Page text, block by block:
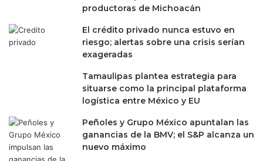
productoras de Michoacán
El crédito privado nunca estuvo en
riesgo; alertas sobre una crisis serían
exageradas
Tamaulipas plantea estrategia para
situarse como la principal plataforma
logística entre México y EU
Peñoles y Grupo México apuntalan las
ganancias de la BMV; el S&P alcanza un
nuevo máximo